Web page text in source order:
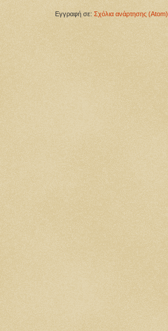
Εγγραφή σε: Σχόλια ανάρτησης (Atom)